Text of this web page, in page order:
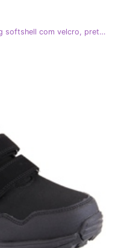
Calçado esportivo masculino de trekking softshell com velcro, preto American Club